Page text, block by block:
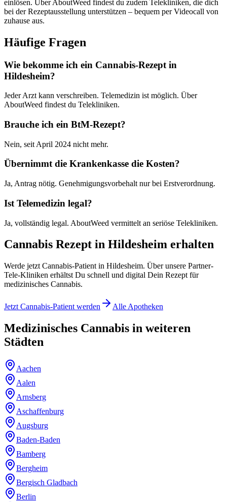
einlösen. Über AboutWeed findest du zudem Telekliniken, die dich
bei der Rezeptausstellung unterstützen – bequem per Videocall von
zuhause aus.
Häufige Fragen
Wie bekomme ich ein Cannabis-Rezept in
Hildesheim?
Jeder Arzt kann verschreiben. Telemedizin ist möglich. Über
AboutWeed findest du Telekliniken.
Brauche ich ein BtM-Rezept?
Nein, seit April 2024 nicht mehr.
Übernimmt die Krankenkasse die Kosten?
Ja, Antrag nötig. Genehmigungsvorbehalt nur bei Erstverordnung.
Ist Telemedizin legal?
Ja, vollständig legal. AboutWeed vermittelt an seriöse Telekliniken.
Cannabis Rezept in Hildesheim erhalten
Werde jetzt Cannabis-Patient in Hildesheim. Über unsere Partner-
Tele-Kliniken erhältst Du schnell und digital Dein Rezept für
medizinisches Cannabis.
Jetzt Cannabis-Patient werden Alle Apotheken
Medizinisches Cannabis in weiteren
Städten
Aachen
Aalen
Arnsberg
Aschaffenburg
Augsburg
Baden-Baden
Bamberg
Bergheim
Bergisch Gladbach
Berlin